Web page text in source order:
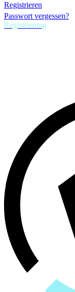
Registrieren
Passwort vergessen?
Registrierung